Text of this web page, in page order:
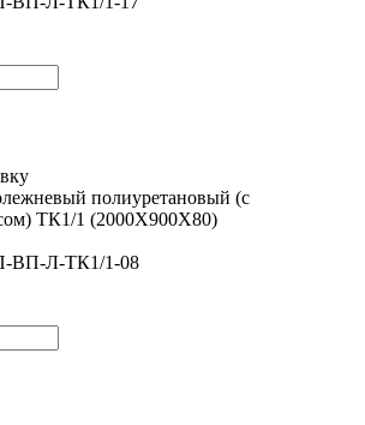
полиуретановый (с
ТК1/1 (2000Х900Х80)
Л-ТК1/1-08